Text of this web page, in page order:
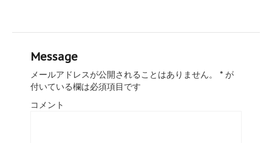
Message
メールアドレスが公開されることはありません。 * が
付いている欄は必須項目です
コメント